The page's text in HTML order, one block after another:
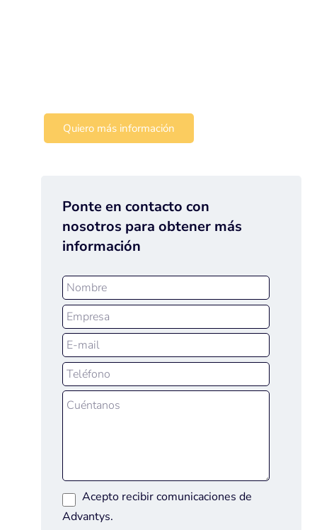
Quiero más información
Ponte en contacto con
nosotros para obtener más
información
Acepto recibir comunicaciones de
Advantys.